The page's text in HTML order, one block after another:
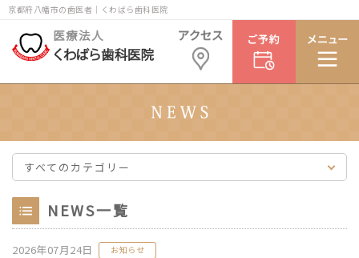
京都府八幡市の歯医者｜くわばら歯科医院
すべてのカテゴリー
NEWS一覧
2026年07月24日 お知らせ